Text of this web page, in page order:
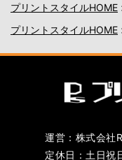
プリントスタイルHOME
プリントスタイルHOME
運営：株式会社
定休日：土日祝